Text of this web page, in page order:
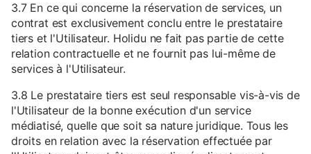
3.7 En ce qui concerne la réservation de services, un
contrat est exclusivement conclu entre le prestataire
tiers et l'Utilisateur. Holidu ne fait pas partie de cette
relation contractuelle et ne fournit pas lui-même de
services à l'Utilisateur.
3.8 Le prestataire tiers est seul responsable vis-à-vis de
l'Utilisateur de la bonne exécution d'un service
médiatisé, quelle que soit sa nature juridique. Tous les
droits en relation avec la réservation effectuée par